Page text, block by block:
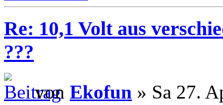
Re: 10,1 Volt aus
???
von Ekofun » Sa 27.